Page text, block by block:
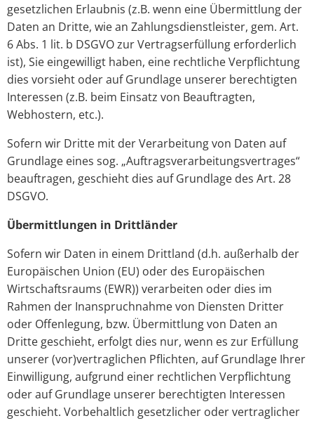
gesetzlichen Erlaubnis (z.B. wenn eine Übermittlung der
Daten an Dritte, wie an Zahlungsdienstleister, gem. Art.
6 Abs. 1 lit. b DSGVO zur Vertragserfüllung erforderlich
ist), Sie eingewilligt haben, eine rechtliche Verpflichtung
dies vorsieht oder auf Grundlage unserer berechtigten
Interessen (z.B. beim Einsatz von Beauftragten,
Webhostern, etc.).
Sofern wir Dritte mit der Verarbeitung von Daten auf
Grundlage eines sog. „Auftragsverarbeitungsvertrages“
beauftragen, geschieht dies auf Grundlage des Art. 28
DSGVO.
Übermittlungen in Drittländer
Sofern wir Daten in einem Drittland (d.h. außerhalb der
Europäischen Union (EU) oder des Europäischen
Wirtschaftsraums (EWR)) verarbeiten oder dies im
Rahmen der Inanspruchnahme von Diensten Dritter
oder Offenlegung, bzw. Übermittlung von Daten an
Dritte geschieht, erfolgt dies nur, wenn es zur Erfüllung
unserer (vor)vertraglichen Pflichten, auf Grundlage Ihrer
Einwilligung, aufgrund einer rechtlichen Verpflichtung
oder auf Grundlage unserer berechtigten Interessen
geschieht. Vorbehaltlich gesetzlicher oder vertraglicher